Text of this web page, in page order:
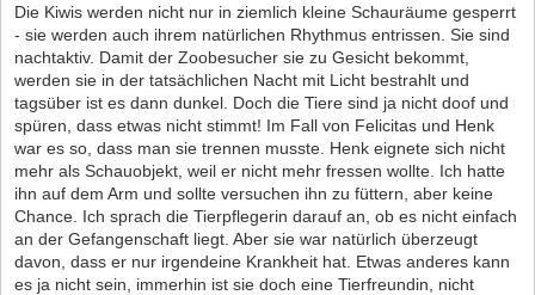
Die Kiwis werden nicht nur in ziemlich kleine Schauräume gesperrt
- sie werden auch ihrem natürlichen Rhythmus entrissen. Sie sind
nachtaktiv. Damit der Zoobesucher sie zu Gesicht bekommt,
werden sie in der tatsächlichen Nacht mit Licht bestrahlt und
tagsüber ist es dann dunkel. Doch die Tiere sind ja nicht doof und
spüren, dass etwas nicht stimmt! Im Fall von Felicitas und Henk
war es so, dass man sie trennen musste. Henk eignete sich nicht
mehr als Schauobjekt, weil er nicht mehr fressen wollte. Ich hatte
ihn auf dem Arm und sollte versuchen ihn zu füttern, aber keine
Chance. Ich sprach die Tierpflegerin darauf an, ob es nicht einfach
an der Gefangenschaft liegt. Aber sie war natürlich überzeugt
davon, dass er nur irgendeine Krankheit hat. Etwas anderes kann
es ja nicht sein, immerhin ist sie doch eine Tierfreundin, nicht